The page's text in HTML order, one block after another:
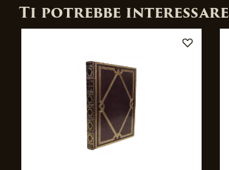
Ti potrebbe interessare